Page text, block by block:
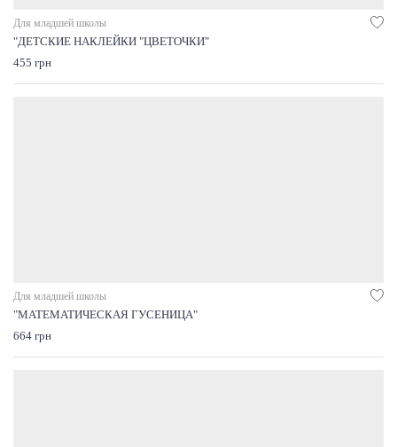
Для младшей школы
"ДЕТСКИЕ НАКЛЕЙКИ "ЦВЕТОЧКИ"
455 грн
Для младшей школы
"МАТЕМАТИЧЕСКАЯ ГУСЕНИЦА"
664 грн